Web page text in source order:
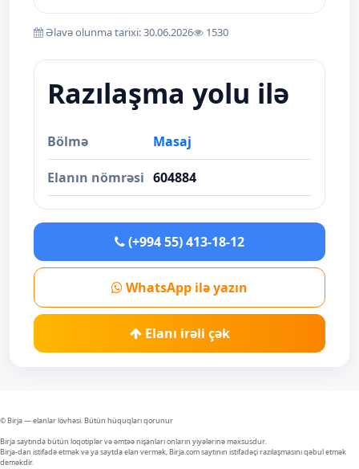
Əlavə olunma tarixi: 30.06.2026 1530
Razılaşma yolu ilə
Bölmə Masaj
Elanın nömrəsi 604884
(+994 55) 413-18-12
WhatsApp ilə yazın
Elanı irəli çək
© Birja — elanlar lövhəsi. Bütün hüquqları qorunur
Birja saytında bütün loqotiplər və əmtəə nişanları onların yiyələrinə məxsusdur.
Birja-dan istifadə etmək və ya saytda elan vermək, Birja.com saytının istifadəçi razılaşmasını qəbul etmək
deməkdir.